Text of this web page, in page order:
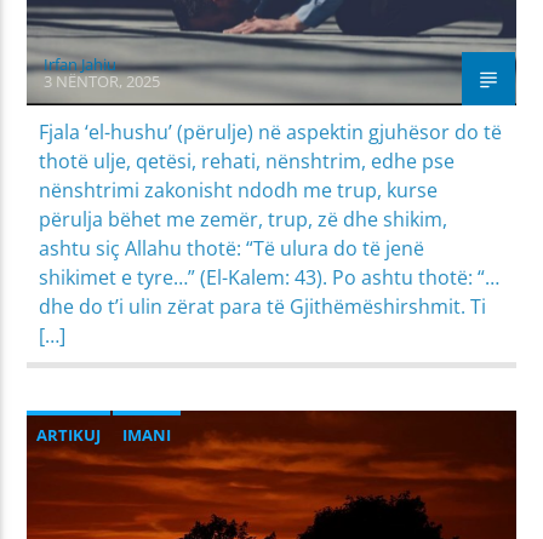
Irfan Jahiu
3 NËNTOR, 2025
Fjala ‘el-hushu’ (përulje) në aspektin gjuhësor do të
thotë ulje, qetësi, rehati, nënshtrim, edhe pse
nënshtrimi zakonisht ndodh me trup, kurse
përulja bëhet me zemër, trup, zë dhe shikim,
ashtu siç Allahu thotë: “Të ulura do të jenë
shikimet e tyre…” (El-Kalem: 43). Po ashtu thotë: “…
dhe do t’i ulin zërat para të Gjithëmëshirshmit. Ti
[…]
ARTIKUJ IMANI